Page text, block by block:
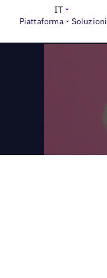
Piattaforma Soluzioni
IT
Reports